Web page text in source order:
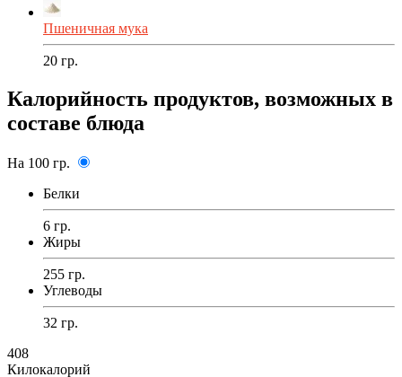
Пшеничная мука
20 гр.
Калорийность продуктов, возможных в
составе блюда
На 100 гр.
Белки
6 гр.
Жиры
255 гр.
Углеводы
32 гр.
408
Килокалорий